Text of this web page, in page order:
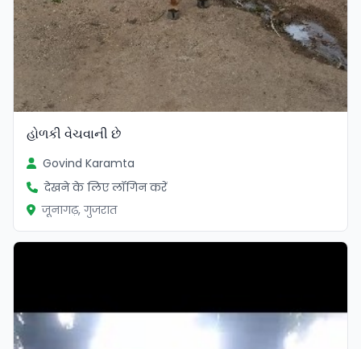
હોળકી વેચવાની છે
Govind Karamta
देखने के लिए लॉगिन करें
जूनागढ़, गुजरात